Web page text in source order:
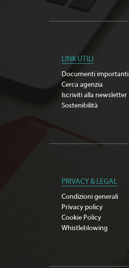
LINK UTILI
Documenti importanti
Cerca agenzia
Iscriviti alla newsletter
Sostenibilità
PRIVACY & LEGAL
Condizioni generali
Privacy policy
Cookie Policy
Whistleblowing